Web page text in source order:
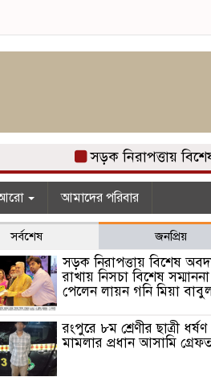
সড়ক নিরাপত্তায়
আমাদের পরিবার
সর্বশেষ জনপ্রিয়
সড়ক নিরাপত্তায় বিশেষ
রাখায় নিসচা বিশেষ সম্মাননা
পেলেন লায়ন গনি মিয়া
রংপুরে ৮ম শ্রেণীর ছাত্রী ধর্ষণ
মামলার প্রধান আসামি